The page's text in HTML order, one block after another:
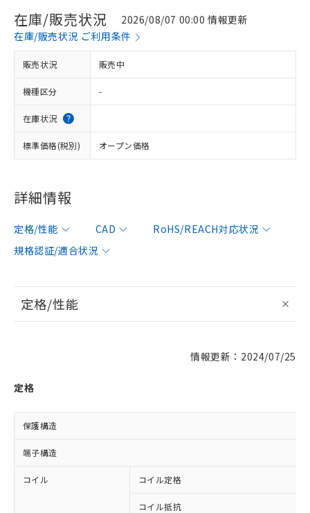
在庫/販売状況
2026/08/07 00:00 情報更新
在庫/販売状況 ご利用条件
販売状況 販売中
機種区分 -
在庫状況
標準価格(税別) オープン価格
詳細情報
定格/性能 CAD
RoHS/REACH対応状況
規格認証/適合状況
定格/性能
情報更新：2024/07/25
定格
保護構造
端子構造
コイル コイル定格
コイル抵抗